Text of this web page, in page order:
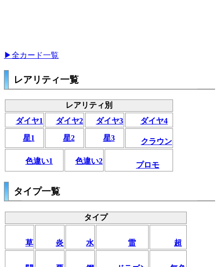
▶全カード一覧
レアリティ一覧
レアリティ別
ダイヤ1
ダイヤ2 ダイヤ3 ダイヤ4
星1 星2 星3 クラウン
色違い1 色違い2 プロモ
タイプ一覧
タイプ
草 炎 水 雷 超